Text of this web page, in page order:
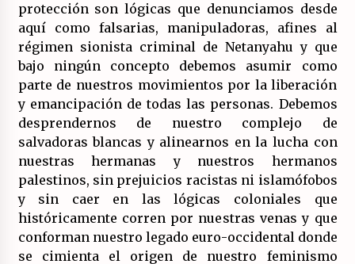
protección son lógicas que denunciamos desde
aquí como falsarias, manipuladoras, afines al
régimen sionista criminal de Netanyahu y que
bajo ningún concepto debemos asumir como
parte de nuestros movimientos por la liberación
y emancipación de todas las personas. Debemos
desprendernos de nuestro complejo de
salvadoras blancas y alinearnos en la lucha con
nuestras hermanas y nuestros hermanos
palestinos, sin prejuicios racistas ni islamófobos
y sin caer en las lógicas coloniales que
históricamente corren por nuestras venas y que
conforman nuestro legado euro-occidental donde
se cimienta el origen de nuestro feminismo